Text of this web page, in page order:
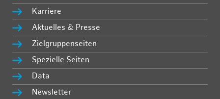
Karriere
Aktuelles & Presse
Zielgruppenseiten
Spezielle Seiten
Data
Newsletter